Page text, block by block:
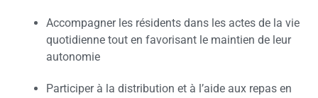
Accompagner les résidents dans les actes de la vie
quotidienne tout en favorisant le maintien de leur
autonomie
Participer à la distribution et à l’aide aux repas en